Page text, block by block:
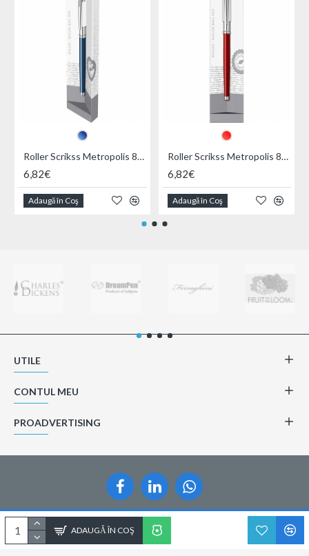
ADAUGĂ ÎN COŞ
Roller Scrikss Metropolis 800 Navy Chrome CT
6,82€
Adaugă în Coş
Roller Scrikss Metropolis 800 Red Chrome CT
6,82€
Adaugă în Coş
UTILE
CONTUL MEU
PROADVERTISING
Copyright © 2014-2021, Proadvertising.ro, Toate drepturile rezervate